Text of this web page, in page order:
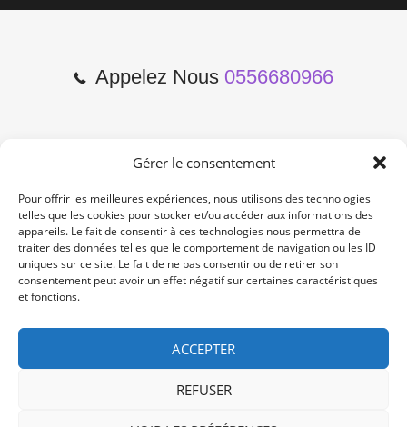
Gérer le consentement
Pour offrir les meilleures expériences, nous utilisons des technologies
telles que les cookies pour stocker et/ou accéder aux informations des
appareils. Le fait de consentir à ces technologies nous permettra de
traiter des données telles que le comportement de navigation ou les ID
uniques sur ce site. Le fait de ne pas consentir ou de retirer son
consentement peut avoir un effet négatif sur certaines caractéristiques
et fonctions.
ACCEPTER
REFUSER
Appelez Nous 0556680966
2 Cours de l'Yser 33800
Bordeaux
Lun-Samedi: 10:00 -19:00
Non Stop
/ /